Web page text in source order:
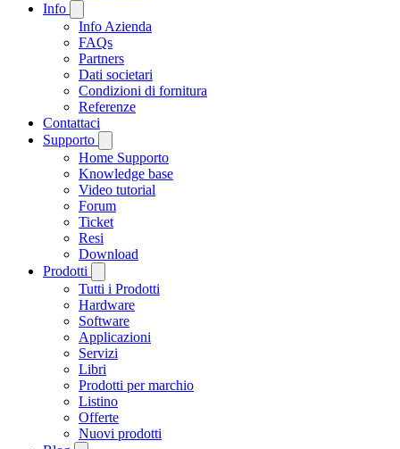
Info
Info Azienda
FAQs
Partners
Dati societari
Condizioni di fornitura
Referenze
Contattaci
Supporto
Home Supporto
Knowledge base
Video tutorial
Forum
Ticket
Resi
Download
Prodotti
Tutti i Prodotti
Hardware
Software
Applicazioni
Servizi
Libri
Prodotti per marchio
Listino
Offerte
Nuovi prodotti